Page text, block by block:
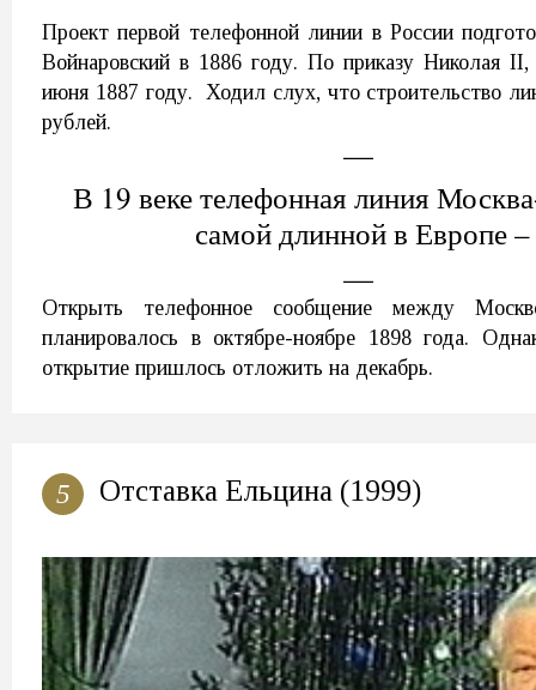
Проект первой телефонной линии в России
Войнаровский в 1886 году. По приказу Николая II,
июня 1887 году. Ходил слух, что строительство
рублей.
В 19 веке телефонная линия
самой длинной в Европе
Открыть телефонное сообщение между
планировалось в октябре-ноябре 1898 года.
открытие пришлось отложить на декабрь.
5 Отставка Ельцина (1999)